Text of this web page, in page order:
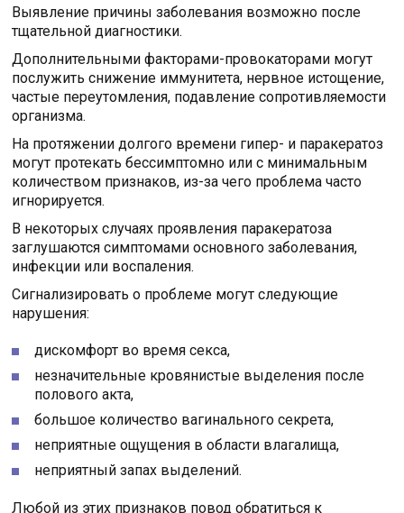
Выявление причины заболевания возможно после
тщательной диагностики.
Дополнительными факторами-провокаторами могут
послужить снижение иммунитета, нервное истощение,
частые переутомления, подавление сопротивляемости
организма.
На протяжении долгого времени гипер- и паракератоз
могут протекать бессимптомно или с минимальным
количеством признаков, из-за чего проблема часто
игнорируется.
В некоторых случаях проявления паракератоза
заглушаются симптомами основного заболевания,
инфекции или воспаления.
Сигнализировать о проблеме могут следующие
нарушения:
дискомфорт во время секса,
незначительные кровянистые выделения после
полового акта,
большое количество вагинального секрета,
неприятные ощущения в области влагалища,
неприятный запах выделений.
Любой из этих признаков повод обратиться к